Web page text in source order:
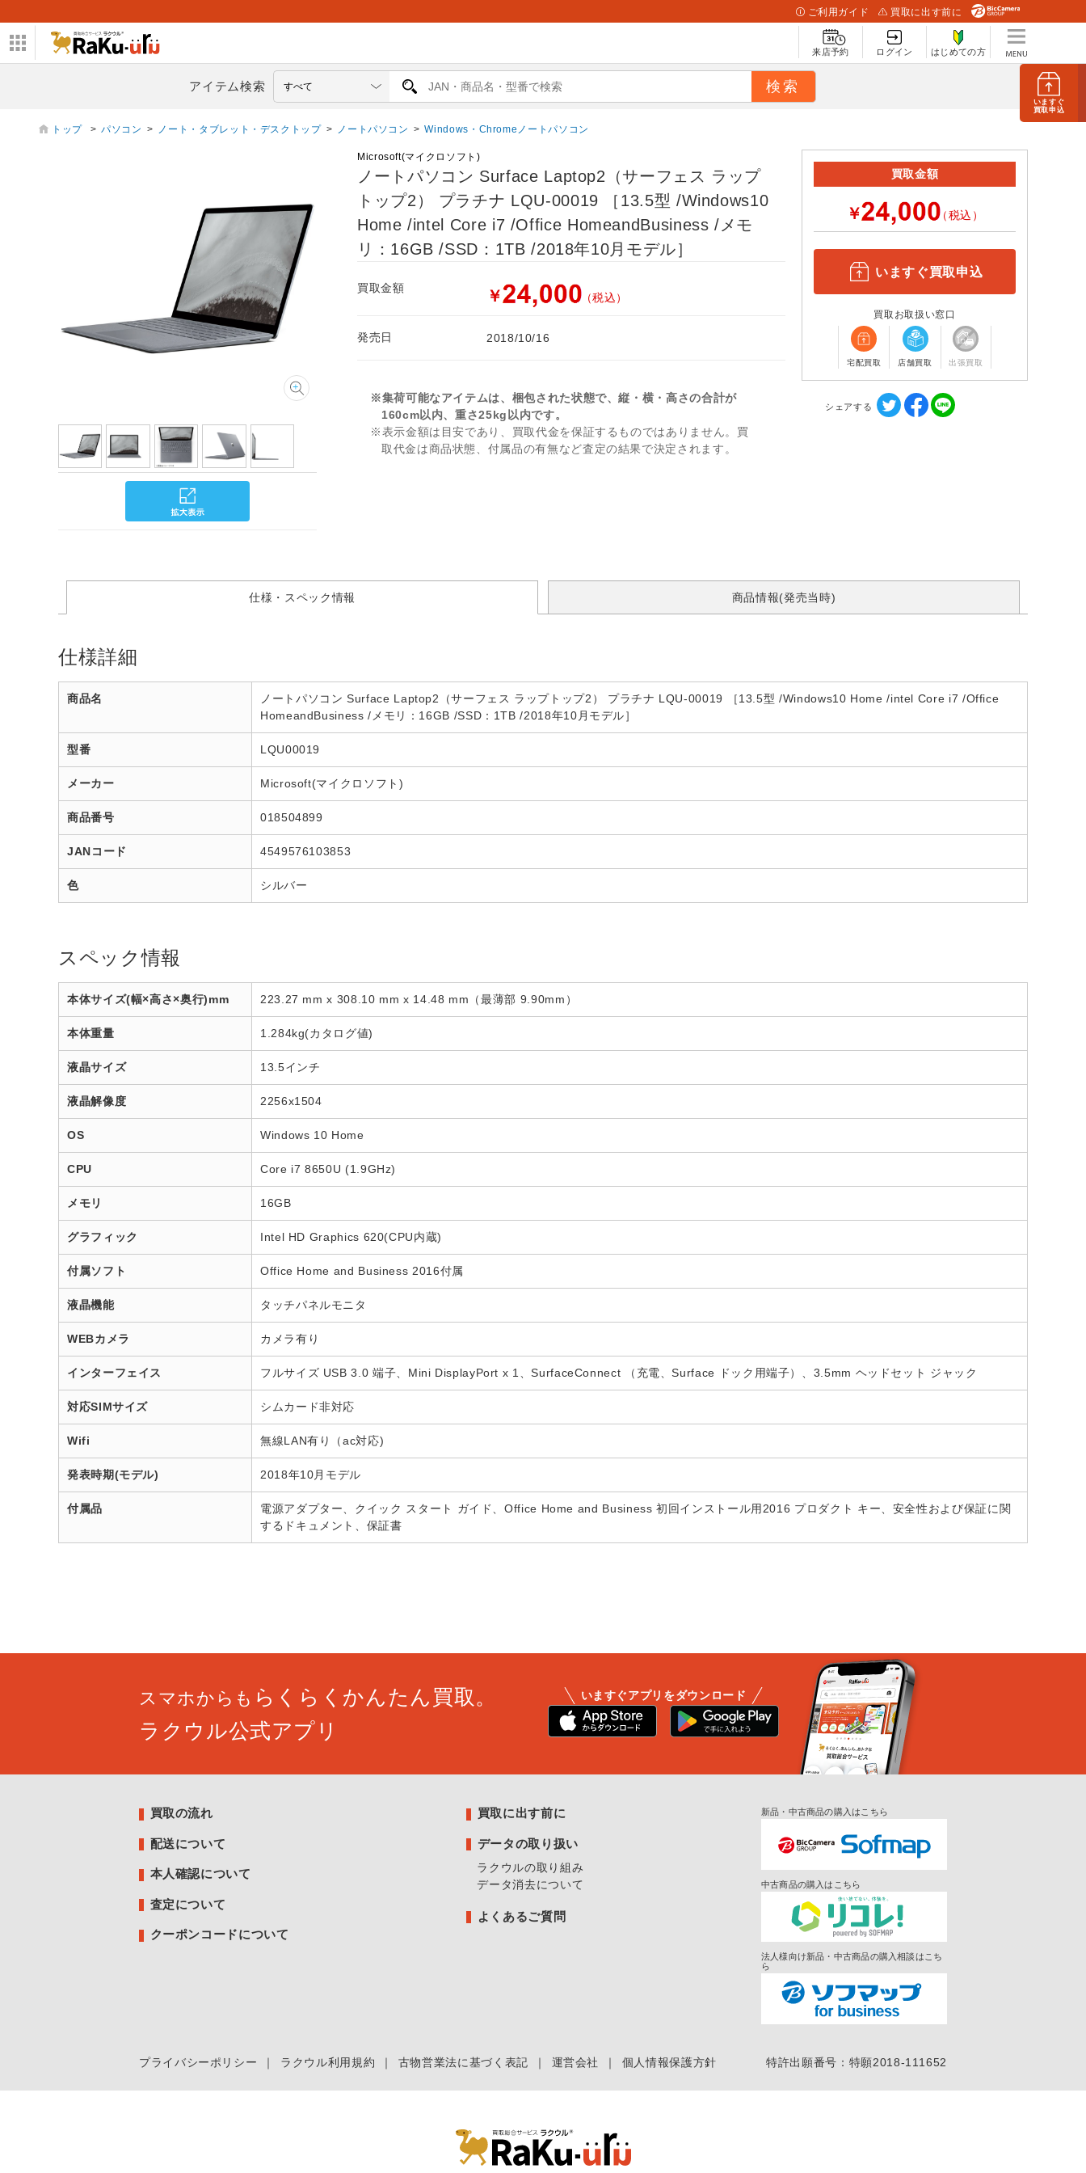
いますぐ
買取申込
ご利用ガイド 買取に出す前に
来店予約 ログイン はじめての方
アイテム検索
トップ > パソコン > ノート・タブレット・デスクトップ > ノートパソコン > Windows・Chromeノートパソコン
Microsoft(マイクロソフト)
ノートパソコン Surface Laptop2（サーフェス ラップ
トップ2） プラチナ LQU-00019 ［13.5型 /Windows10
Home /intel Core i7 /Office HomeandBusiness /メモ
リ：16GB /SSD：1TB /2018年10月モデル］
買取金額 ￥ （税込）
発売日 2018/10/16
※集荷可能なアイテムは、梱包された状態で、縦・横・高さの合計が
160cm以内、重さ25kg以内です。
※表示金額は目安であり、買取代金を保証するものではありません。買
取代金は商品状態、付属品の有無など査定の結果で決定されます。
買取金額
￥ （税込）
いますぐ買取申込
買取お取扱い窓口
宅配買取 店舗買取 出張買取
シェアする
仕様・スペック情報 商品情報(発売当時)
仕様詳細
商品名
ノートパソコン Surface Laptop2（サーフェス ラップトップ2） プラチナ LQU-00019 ［13.5型 /Windows10 Home /intel Core i7 /Office
HomeandBusiness /メモリ：16GB /SSD：1TB /2018年10月モデル］
型番 LQU00019
メーカー Microsoft(マイクロソフト)
商品番号 018504899
JANコード 4549576103853
色 シルバー
スペック情報
本体サイズ(幅×高さ×奥行)mm 223.27 mm x 308.10 mm x 14.48 mm（最薄部 9.90mm）
本体重量 1.284kg(カタログ値)
液晶サイズ 13.5インチ
液晶解像度 2256x1504
OS Windows 10 Home
CPU Core i7 8650U (1.9GHz)
メモリ 16GB
グラフィック Intel HD Graphics 620(CPU内蔵)
付属ソフト Office Home and Business 2016付属
液晶機能 タッチパネルモニタ
WEBカメラ カメラ有り
インターフェイス フルサイズ USB 3.0 端子、Mini DisplayPort x 1、SurfaceConnect （充電、Surface ドック用端子）、3.5mm ヘッドセット ジャック
対応SIMサイズ シムカード非対応
Wifi 無線LAN有り（ac対応)
発表時期(モデル) 2018年10月モデル
付属品
電源アダプター、クイック スタート ガイド、Office Home and Business 初回インストール用2016 プロダクト キー、安全性および保証に関
するドキュメント、保証書
スマホからも らくらくかんたん買取。
ラクウル公式アプリ
いますぐアプリをダウンロード
買取の流れ
配送について
本人確認について
査定について
クーポンコードについて
買取に出す前に
データの取り扱い
ラクウルの取り組み
データ消去について
よくあるご質問
新品・中古商品の購入はこちら
中古商品の購入はこちら
法人様向け新品・中古商品の購入相談はこち
ら
プライバシーポリシー ｜ ラクウル利用規約 ｜ 古物営業法に基づく表記 ｜ 運営会社 ｜ 個人情報保護方針 特許出願番号：特願2018-111652